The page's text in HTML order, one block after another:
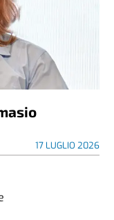
17 LUGLIO 2026